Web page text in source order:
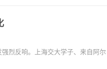
烈反响。上海交大学子、来自阿尔